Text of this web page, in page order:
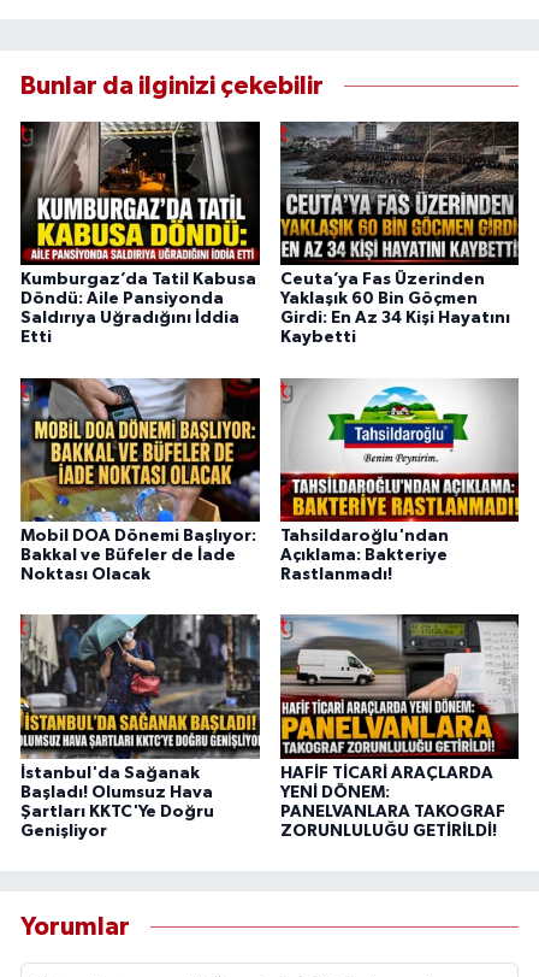
Bunlar da ilginizi çekebilir
Kumburgaz’da Tatil Kabusa
Döndü: Aile Pansiyonda
Saldırıya Uğradığını İddia
Etti
Ceuta’ya Fas Üzerinden
Yaklaşık 60 Bin Göçmen
Girdi: En Az 34 Kişi Hayatını
Kaybetti
Mobil DOA Dönemi Başlıyor:
Bakkal ve Büfeler de İade
Noktası Olacak
Tahsildaroğlu'ndan
Açıklama: Bakteriye
Rastlanmadı!
İstanbul'da Sağanak
Başladı! Olumsuz Hava
Şartları KKTC'Ye Doğru
Genişliyor
HAFİF TİCARİ ARAÇLARDA
YENİ DÖNEM:
PANELVANLARA TAKOGRAF
ZORUNLULUĞU GETİRİLDİ!
Yorumlar